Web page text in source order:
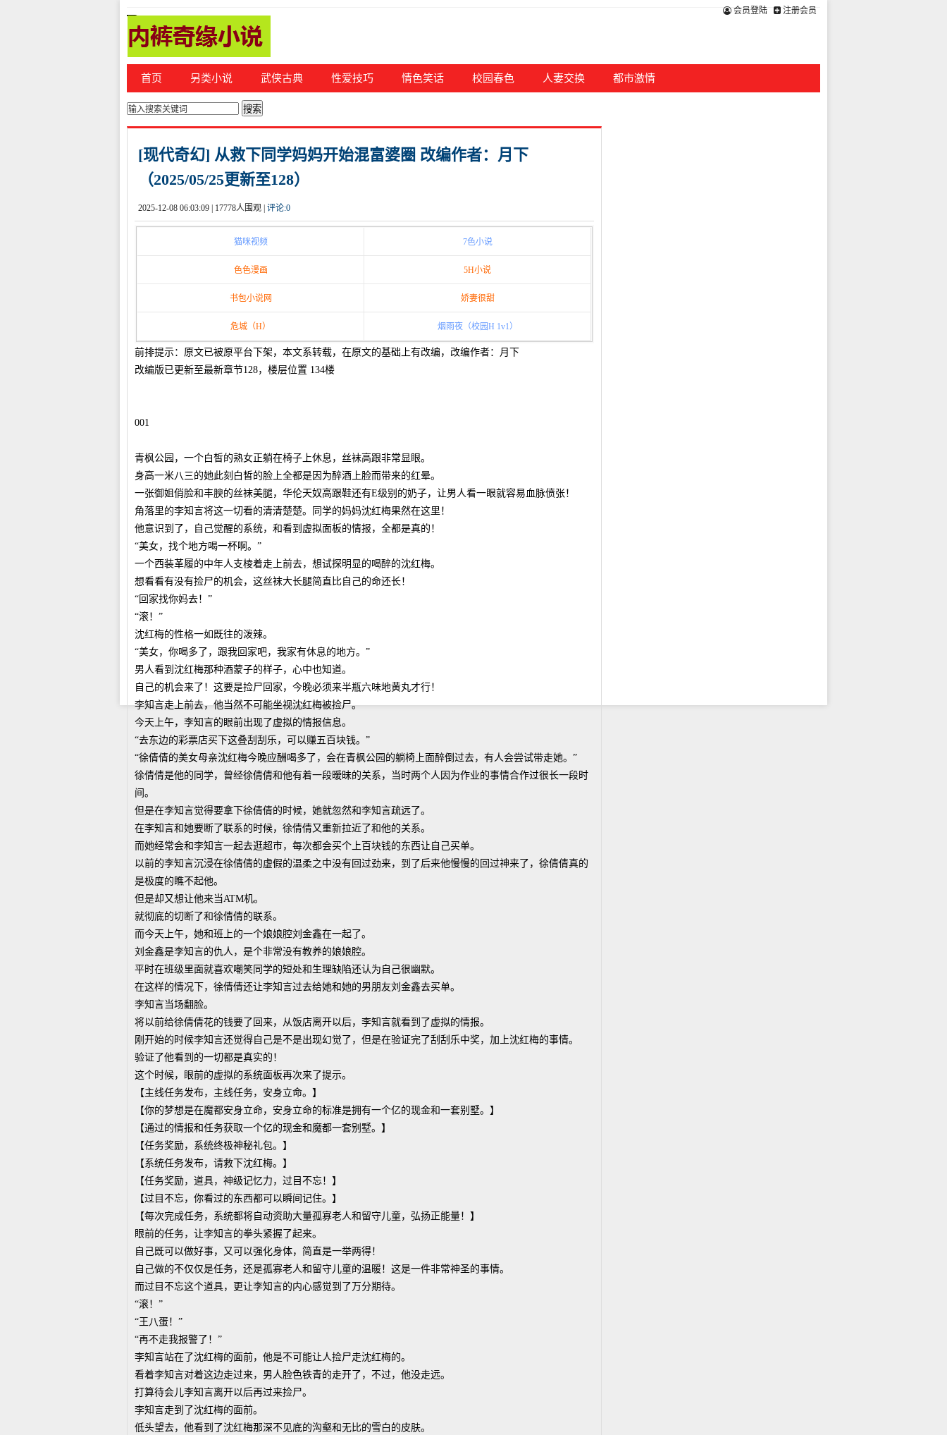
会员登陆 注册会员
首页 另类小说 武侠古典 性爱技巧 情色笑话 校园春色 人妻交换 都市激情
你的位置： 首页>都市激情
[现代奇幻] 从救下同学妈妈开始混富婆圈 改编作者：月下
（2025/05/25更新至128）
2025-12-08 06:03:09 | 17778人围观 | 评论:0
猫咪视频 7色小说
色色漫画 5H小说
书包小说网 娇妻很甜
危城（H） 烟雨夜（校园H 1v1）
前排提示：原文已被原平台下架，本文系转载，在原文的基础上有改编，改编作者：月下
改编版已更新至最新章节128，楼层位置 134楼
001
青枫公园，一个白皙的熟女正躺在椅子上休息，丝袜高跟非常显眼。
身高一米八三的她此刻白皙的脸上全都是因为醉酒上脸而带来的红晕。
一张御姐俏脸和丰腴的丝袜美腿，华伦天奴高跟鞋还有E级别的奶子，让男人看一眼就容易血脉偾张！
角落里的李知言将这一切看的清清楚楚。同学的妈妈沈红梅果然在这里！
他意识到了，自己觉醒的系统，和看到虚拟面板的情报，全都是真的！
“美女，找个地方喝一杯啊。”
一个西装革履的中年人支棱着走上前去，想试探明显的喝醉的沈红梅。
想看看有没有捡尸的机会，这丝袜大长腿简直比自己的命还长！
“回家找你妈去！”
“滚！”
沈红梅的性格一如既往的泼辣。
“美女，你喝多了，跟我回家吧，我家有休息的地方。”
男人看到沈红梅那种酒蒙子的样子，心中也知道。
自己的机会来了！这要是捡尸回家，今晚必须来半瓶六味地黄丸才行！
李知言走上前去，他当然不可能坐视沈红梅被捡尸。
今天上午，李知言的眼前出现了虚拟的情报信息。
“去东边的彩票店买下这叠刮刮乐，可以赚五百块钱。”
“徐倩倩的美女母亲沈红梅今晚应酬喝多了，会在青枫公园的躺椅上面醉倒过去，有人会尝试带走她。”
徐倩倩是他的同学，曾经徐倩倩和他有着一段暧昧的关系，当时两个人因为作业的事情合作过很长一段时
间。
但是在李知言觉得要拿下徐倩倩的时候，她就忽然和李知言疏远了。
在李知言和她要断了联系的时候，徐倩倩又重新拉近了和他的关系。
而她经常会和李知言一起去逛超市，每次都会买个上百块钱的东西让自己买单。
以前的李知言沉浸在徐倩倩的虚假的温柔之中没有回过劲来，到了后来他慢慢的回过神来了，徐倩倩真的
是极度的瞧不起他。
但是却又想让他来当ATM机。
就彻底的切断了和徐倩倩的联系。
而今天上午，她和班上的一个娘娘腔刘金鑫在一起了。
刘金鑫是李知言的仇人，是个非常没有教养的娘娘腔。
平时在班级里面就喜欢嘲笑同学的短处和生理缺陷还认为自己很幽默。
在这样的情况下，徐倩倩还让李知言过去给她和她的男朋友刘金鑫去买单。
李知言当场翻脸。
将以前给徐倩倩花的钱要了回来，从饭店离开以后，李知言就看到了虚拟的情报。
刚开始的时候李知言还觉得自己是不是出现幻觉了，但是在验证完了刮刮乐中奖，加上沈红梅的事情。
验证了他看到的一切都是真实的！
这个时候，眼前的虚拟的系统面板再次来了提示。
【主线任务发布，主线任务，安身立命。】
【你的梦想是在魔都安身立命，安身立命的标准是拥有一个亿的现金和一套别墅。】
【通过的情报和任务获取一个亿的现金和魔都一套别墅。】
【任务奖励，系统终极神秘礼包。】
【系统任务发布，请救下沈红梅。】
【任务奖励，道具，神级记忆力，过目不忘！】
【过目不忘，你看过的东西都可以瞬间记住。】
【每次完成任务，系统都将自动资助大量孤寡老人和留守儿童，弘扬正能量！】
眼前的任务，让李知言的拳头紧握了起来。
自己既可以做好事，又可以强化身体，简直是一举两得！
自己做的不仅仅是任务，还是孤寡老人和留守儿童的温暖！这是一件非常神圣的事情。
而过目不忘这个道具，更让李知言的内心感觉到了万分期待。
“滚！”
“王八蛋！”
“再不走我报警了！”
李知言站在了沈红梅的面前，他是不可能让人捡尸走沈红梅的。
看着李知言对着这边走过来，男人脸色铁青的走开了，不过，他没走远。
打算待会儿李知言离开以后再过来捡尸。
李知言走到了沈红梅的面前。
低头望去，他看到了沈红梅那深不见底的沟壑和无比的雪白的皮肤。